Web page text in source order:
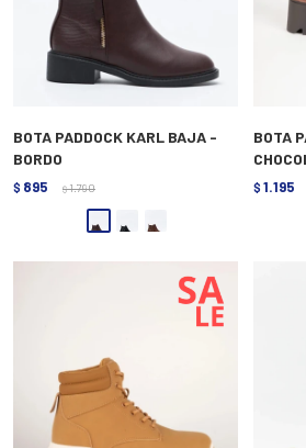
BOTA PADDOCK KARL BAJA -
BORDO
$ 895 $ 1.790
BOTA
$ 1.195